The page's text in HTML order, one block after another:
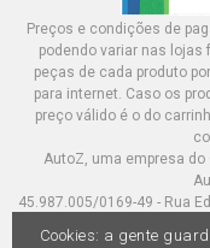
Preços e condições de
podendo variar nas
peças de cada produto
para internet. Caso os
preço válido é o do
AutoZ, uma empresa do
45.987.005/0169-49 - Rua
Cookies: a gente